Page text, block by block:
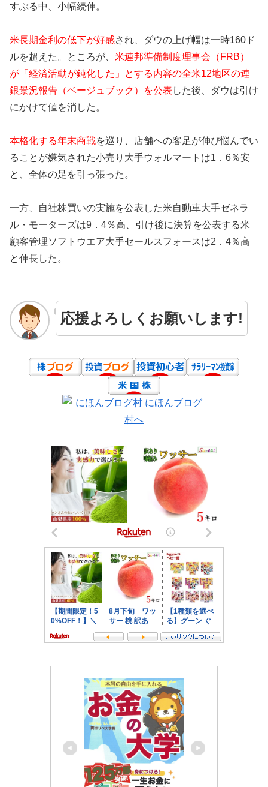
すぶる中、小幅続伸。
米長期金利の低下が好感され、ダウの上げ幅は一時160ド
ルを超えた。ところが、 米連邦準備制度理事会（FRB）
が「経済活動が鈍化した」とする内容の全米12地区の連
銀景況報告（ベージュブック）を公表 した後、ダウは引け
にかけて値を消した。
本格化する年末商戦を巡り、店舗への客足が伸び悩んでい
ることが嫌気された小売り大手ウォルマートは1．6％安
と、全体の足を引っ張った。
一方、自社株買いの実施を公表した米自動車大手ゼネラ
ル・モーターズは9．4％高、引け後に決算を公表する米
顧客管理ソフトウエア大手セールスフォースは2．4％高
と伸長した。
応援よろしくお願いします!